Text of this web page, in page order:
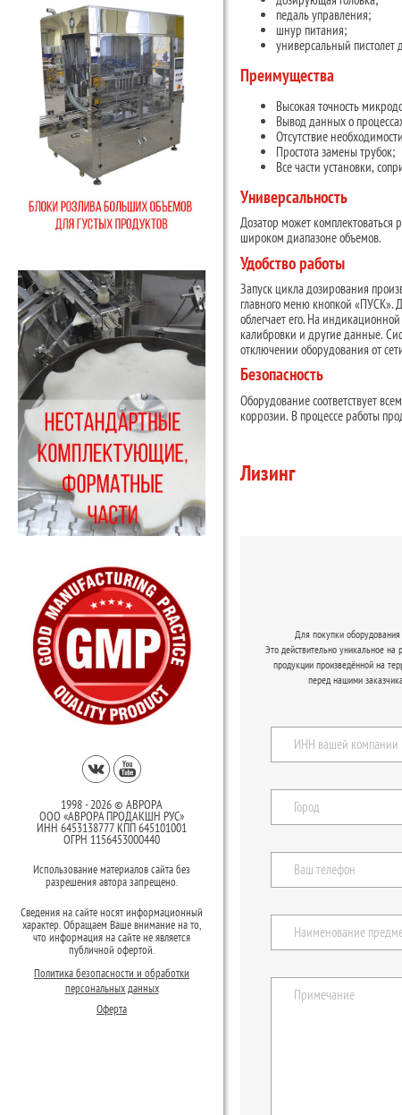
1998 - 2026 © АВРОРА
ООО «АВРОРА ПРОДАКШН РУС»
ИНН 6453138777 КПП 645101001
ОГРН 1156453000440
Использование материалов сайта без
разрешения автора запрещено.
Сведения на сайте носят информационный
характер. Обращаем Ваше внимание на то,
что информация на сайте не является
публичной офертой.
Политика безопасности и обработки
персональных данных
Оферта
педаль управления;
шнур питания;
универсальный пистолет
Преимущества
Высокая точность
Вывод данных о
Отсутствие
Простота замены трубок;
Все части установки,
Универсальность
Дозатор может
широком диапазоне объемов.
Удобство работы
Запуск цикла дозирования
главного меню кнопкой «ПУСК».
облегчает его. На
калибровки и другие данные.
отключении оборудования от
Безопасность
Оборудование соответствует
коррозии. В процессе работы
Лизинг
Для покупки
Это действительно уникальное
продукции произведённой на
перед нашими